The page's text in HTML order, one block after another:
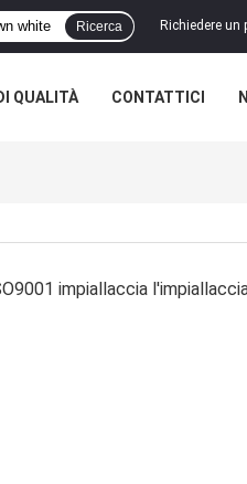
Richiedere un
Ricerca
QUALITÀ CONTATTICI
impiallaccia